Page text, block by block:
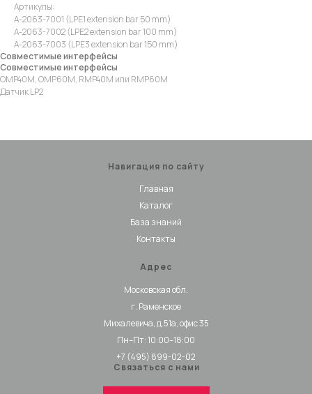
Артикулы:
A-2063-7001 (LPE1 extension bar 50 mm)
A-2063-7002 (LPE2 extension bar 100 mm)
A-2063-7003 (LPE3 extension bar 150 mm)
Совместимые интерфейсы
Совместимые интерфейсы
OMP40M, OMP60M, RMP40M или RMP60M
Датчик LP2
Навигация по сайту
Главная
Каталог
База знаний
Контакты
Адрес
Московская обл.
г. Раменское
Михалевича, д.51а, офис 35
Пн–Пт: 10:00–18:00
+7 (495) 899-02-02
Связаться с нами